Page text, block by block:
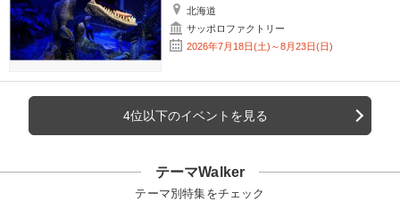
北海道
サッポロファクトリー
2026年7月18日(土)～8月23日(日)
4位以下のイベントを見る
テーマWalker
テーマ別特集をチェック